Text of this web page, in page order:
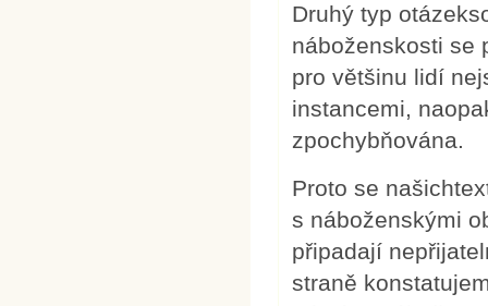
Druhý typ
náboženskosti se
pro většinu lidí
instancemi,
zpochybňována.
Proto se
s náboženskými
připadají
straně